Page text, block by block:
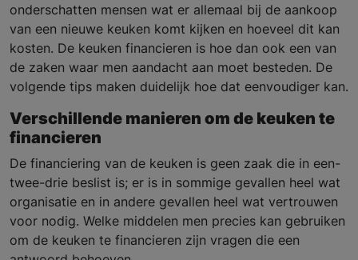
onderschatten mensen wat er allemaal bij de aankoop
van een nieuwe keuken komt kijken en hoeveel dit kan
kosten. De keuken financieren is hoe dan ook een van
de zaken waar men aandacht aan moet besteden. De
volgende tips maken duidelijk hoe dat eenvoudiger kan.
Verschillende manieren om de keuken te
financieren
De financiering van de keuken is geen zaak die in een-
twee-drie beslist is; er is in sommige gevallen heel wat
organisatie en in andere gevallen heel wat vertrouwen
voor nodig. Welke middelen men precies kan gebruiken
om de keuken te financieren zijn vragen die een